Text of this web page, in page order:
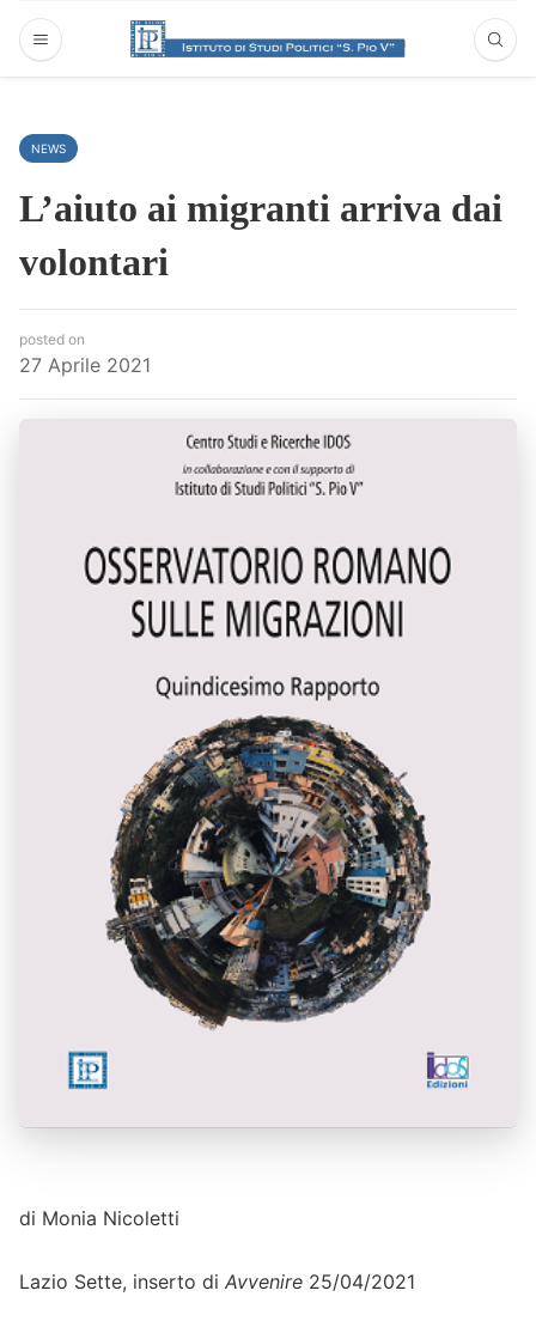
NEWS
L’aiuto ai migranti arriva dai
volontari
posted on
27 Aprile 2021
di Monia Nicoletti
Lazio Sette, inserto di Avvenire 25/04/2021